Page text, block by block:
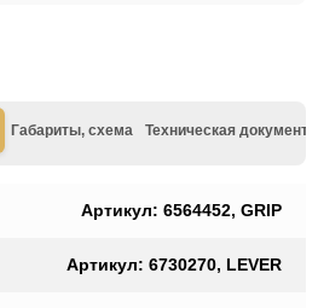
Габариты, схема Техническая
Артикул: 6564452, GRIP
Артикул: 6730270, LEVER